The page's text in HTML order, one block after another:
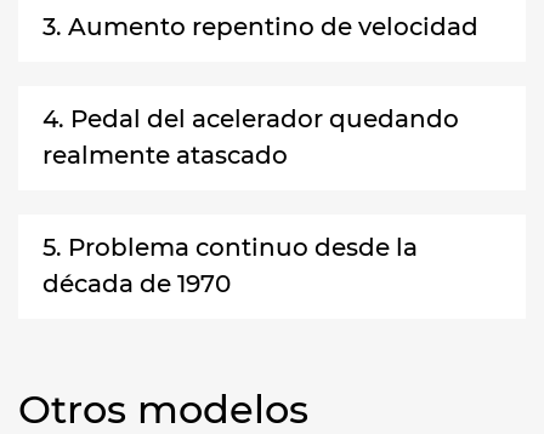
3. Aumento repentino de velocidad
4. Pedal del acelerador quedando
realmente atascado
5. Problema continuo desde la
década de 1970
Otros modelos